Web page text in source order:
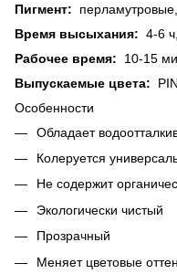
Пигмент:
Время высыхания: 4-6
Рабочее время: 10-15
Выпускаемые цвета:
Особенности
Обладает
Колеруется
Не содержит
Экологически чистый
Прозрачный
Меняет цветовые